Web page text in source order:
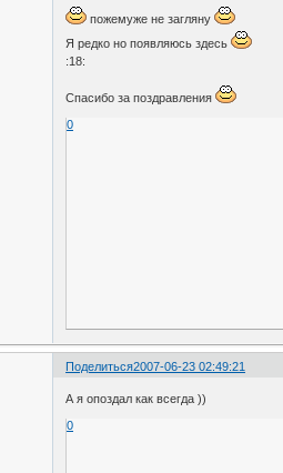
пожемуже не загляну
Я редко но появляюсь здесь
:18:
Спасибо за поздравления
0
Поделиться2007-06-23 02:49:21
А я опоздал как всегда ))
0